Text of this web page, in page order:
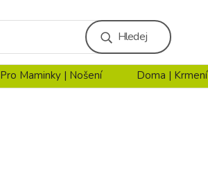
Hledej
Pro Maminky | Nošení Doma | Krmení